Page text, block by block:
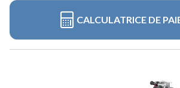
CALCULATRICE DE